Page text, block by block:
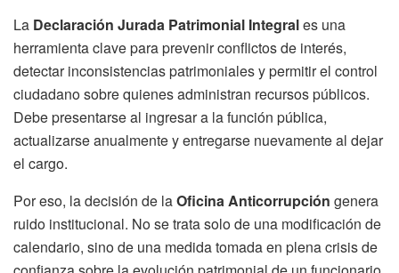
La Declaración Jurada Patrimonial Integrales una
herramienta clave para prevenir conflictos de interés,
detectar inconsistencias patrimoniales y permitir el control
ciudadano sobre quienes administran recursos públicos.
Debe presentarse al ingresar a la función pública,
actualizarse anualmente y entregarse nuevamente al dejar
el cargo.
Por eso, la decisión de laOficina Anticorrupción genera
ruido institucional. No se trata solo de una modificación de
calendario, sino de una medida tomada en plena crisis de